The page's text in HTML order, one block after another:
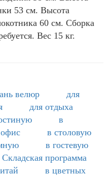
53 см. Высота
60 см. Сборка
Вес 15 кг.
велюр
для
для отдыха
в
в столовую
в гостевую
Складская программа
в цветных